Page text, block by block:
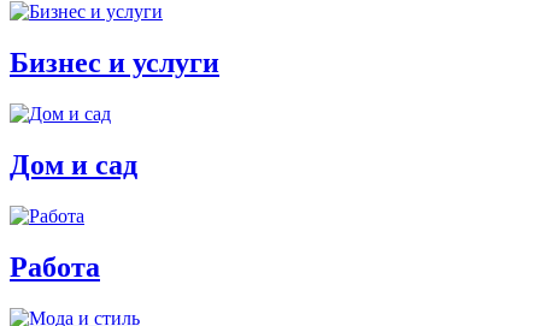
Бизнес и услуги
Дом и сад
Работа